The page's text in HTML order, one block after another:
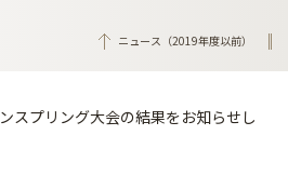
ニュース（2019年度以前）
スプリング大会の結果をお知らせし